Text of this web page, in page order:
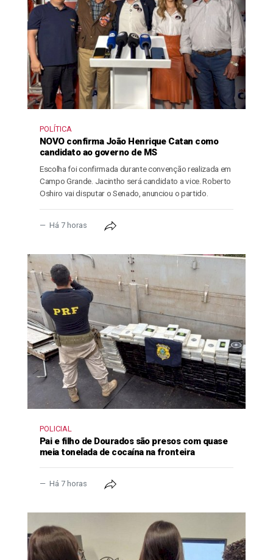
POLÍTICA
NOVO confirma João Henrique Catan como
candidato ao governo de MS
Escolha foi confirmada durante convenção realizada em
Campo Grande. Jacintho será candidato a vice. Roberto
Oshiro vai disputar o Senado, anunciou o partido.
Há 7 horas
POLICIAL
Pai e filho de Dourados são presos com quase
meia tonelada de cocaína na fronteira
Há 7 horas